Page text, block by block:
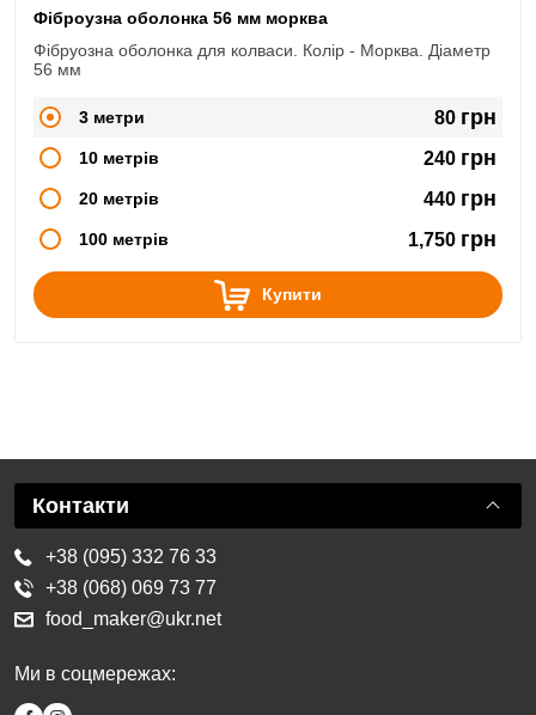
Фіброузна оболонка 56 мм морква
Фібруозна оболонка для колваси. Колір - Морква. Діаметр
56 мм
3 метри 80 грн
10 метрів 240 грн
20 метрів 440 грн
100 метрів 1,750 грн
Купити
Контакти
+38 (095) 332 76 33
+38 (068) 069 73 77
food_maker@ukr.net
Ми в соцмережах: